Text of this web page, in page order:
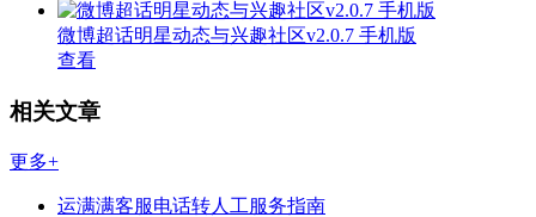
微博超话明星动态与兴趣社区v2.0.7 手机版
查看
相关文章
更多+
运满满客服电话转人工服务指南